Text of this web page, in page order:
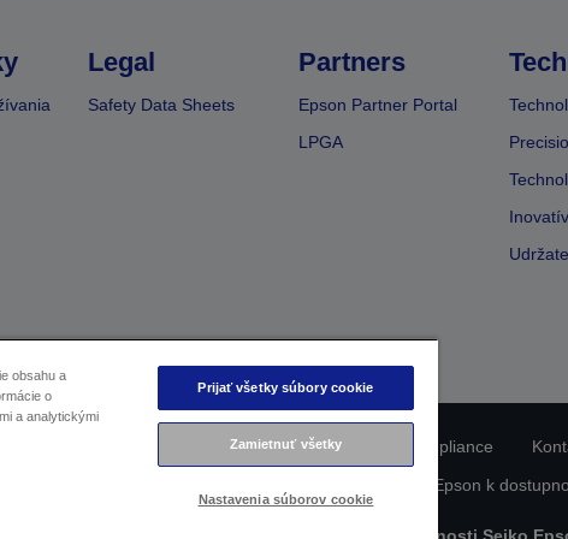
Legal
Safety Data Sheets
Partners
Epson Partner Portal
LPGA
o ochrane osobných údajov EU Data Act Compliance
Záväzok spoločnosti Epson k
obsahu a
o
a analytickými
Prijať všetky súbory cookie
Zamietnuť všetky
Nastavenia súborov cookie